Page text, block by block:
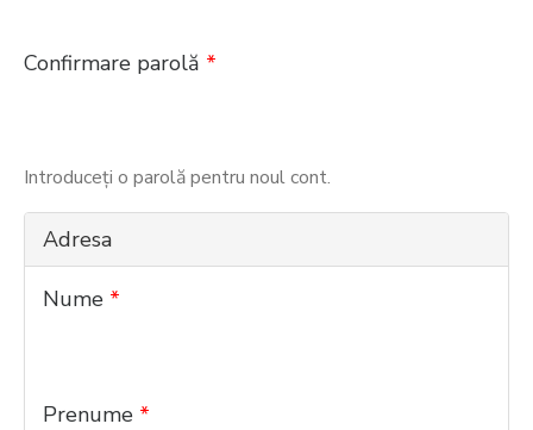
Confirmare parolă *
Introduceţi o parolă pentru noul cont.
Adresa
Nume *
Prenume *